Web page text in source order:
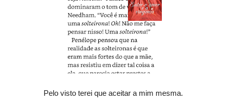
Pelo visto terei que aceitar a mim mesma.